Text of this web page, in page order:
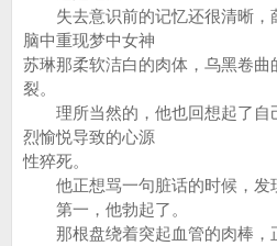
失去意识前的记忆还很清晰，
脑中重现梦中女神
苏琳那柔软洁白的肉体，乌黑卷
裂。
理所当然的，他也回想起了自
烈愉悦导致的心源
性猝死。
他正想骂一句脏话的时候，发
第一，他勃起了。
那根盘绕着突起血管的肉棒，